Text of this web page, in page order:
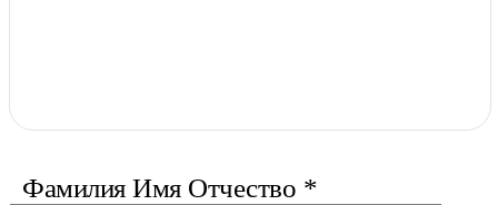
Фамилия Имя Отчество *